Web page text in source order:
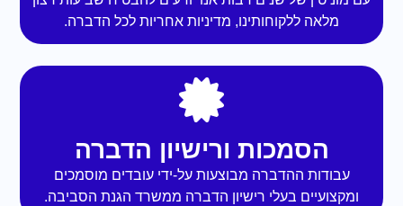
מלאה ללקוחותינו, מדיניות אחריות לכל הדברה.
הסמכות ורישיון הדברה
עבודות ההדברה מבוצעות על-ידי עובדים מוסמכים
ומקצועיים בעלי רישיון הדברה ממשרד הגנת הסביבה.